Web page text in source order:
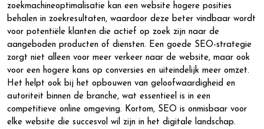
zoekmachineoptimalisatie kan een website hogere posities
behalen in zoekresultaten, waardoor deze beter vindbaar wordt
voor potentiële klanten die actief op zoek zijn naar de
aangeboden producten of diensten. Een goede SEO-strategie
zorgt niet alleen voor meer verkeer naar de website, maar ook
voor een hogere kans op conversies en uiteindelijk meer omzet.
Het helpt ook bij het opbouwen van geloofwaardigheid en
autoriteit binnen de branche, wat essentieel is in een
competitieve online omgeving. Kortom, SEO is onmisbaar voor
elke website die succesvol wil zijn in het digitale landschap.